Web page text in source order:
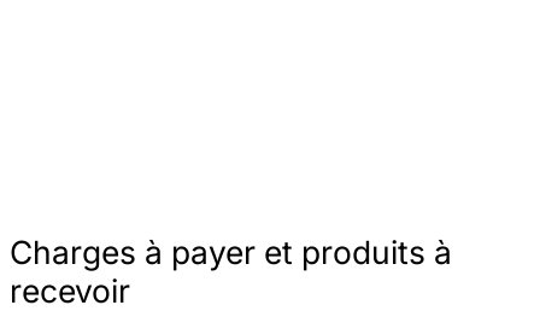
Charges à payer et produits à
recevoir